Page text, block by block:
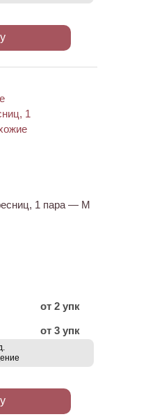
1 пара — M
от 2 упк
от 3 упк